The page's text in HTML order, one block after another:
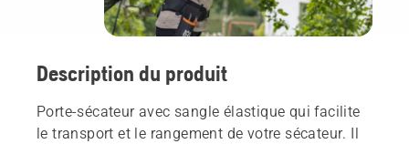
Description du produit
Porte-sécateur avec sangle élastique qui facilite
le transport et le rangement de votre sécateur. Il